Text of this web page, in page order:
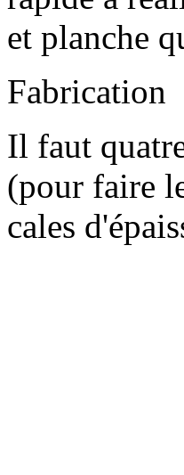
et planche
Fabrication
Il faut
(pour faire
cales